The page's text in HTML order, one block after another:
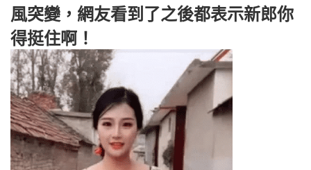
風突變，網友看到了之後都表示新郎你
得挺住啊！